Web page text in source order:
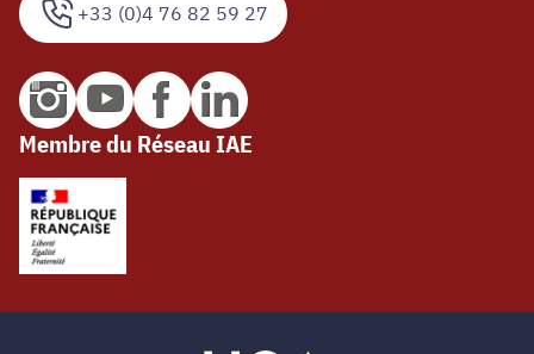
+33 (0)4 76 82 59 27
Membre du Réseau IAE